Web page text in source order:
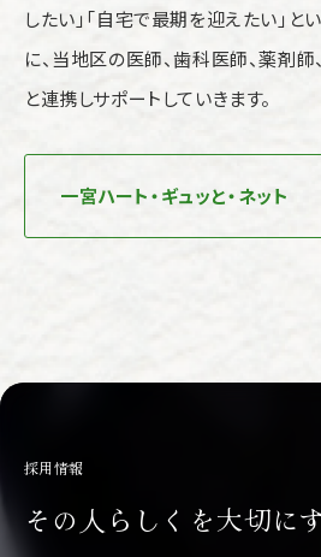
したい」「自宅で最期を迎えたい」と
に、当地区の医師、歯科医師、薬剤
と連携しサポートしていきます。
一宮ハート・ギュッと・ネット
採用情報
その人らしくを大切に